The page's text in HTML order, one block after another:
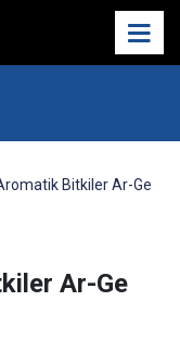
Bitkiler Ar-Ge
Ar-Ge